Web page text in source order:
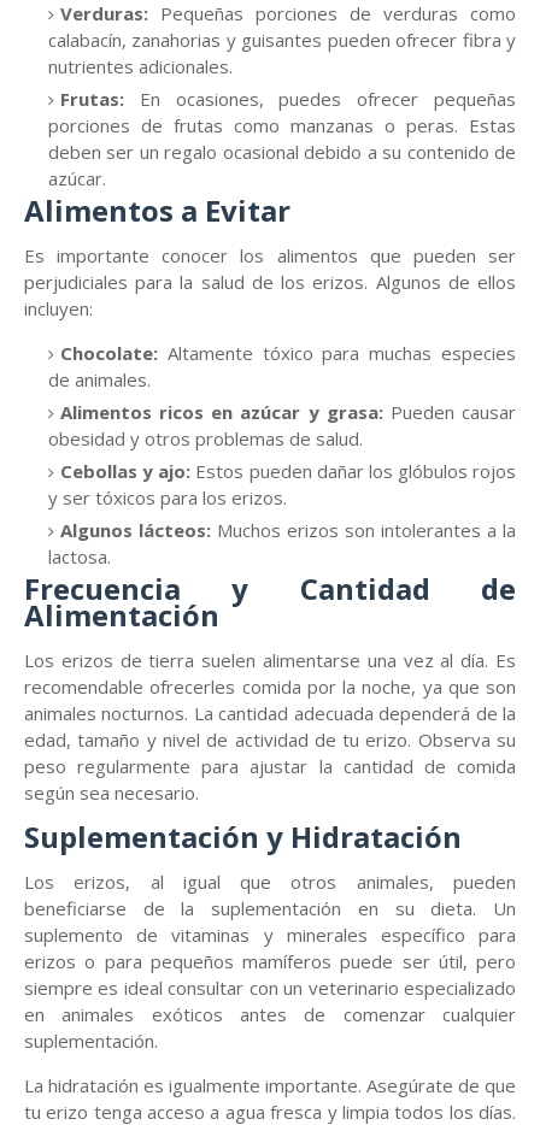
Verduras: Pequeñas porciones de verduras como
calabacín, zanahorias y guisantes pueden ofrecer fibra y
nutrientes adicionales.
Frutas: En ocasiones, puedes ofrecer pequeñas
porciones de frutas como manzanas o peras. Estas
deben ser un regalo ocasional debido a su contenido de
azúcar.
Alimentos a Evitar
Es importante conocer los alimentos que pueden ser
perjudiciales para la salud de los erizos. Algunos de ellos
incluyen:
Chocolate: Altamente tóxico para muchas especies
de animales.
Alimentos ricos en azúcar y grasa:Pueden causar
obesidad y otros problemas de salud.
Cebollas y ajo: Estos pueden dañar los glóbulos rojos
y ser tóxicos para los erizos.
Algunos lácteos: Muchos erizos son intolerantes a la
lactosa.
Frecuencia y Cantidad de
Alimentación
Los erizos de tierra suelen alimentarse una vez al día. Es
recomendable ofrecerles comida por la noche, ya que son
animales nocturnos. La cantidad adecuada dependerá de la
edad, tamaño y nivel de actividad de tu erizo. Observa su
peso regularmente para ajustar la cantidad de comida
según sea necesario.
Suplementación y Hidratación
Los erizos, al igual que otros animales, pueden
beneficiarse de la suplementación en su dieta. Un
suplemento de vitaminas y minerales específico para
erizos o para pequeños mamíferos puede ser útil, pero
siempre es ideal consultar con un veterinario especializado
en animales exóticos antes de comenzar cualquier
suplementación.
La hidratación es igualmente importante. Asegúrate de que
tu erizo tenga acceso a agua fresca y limpia todos los días.